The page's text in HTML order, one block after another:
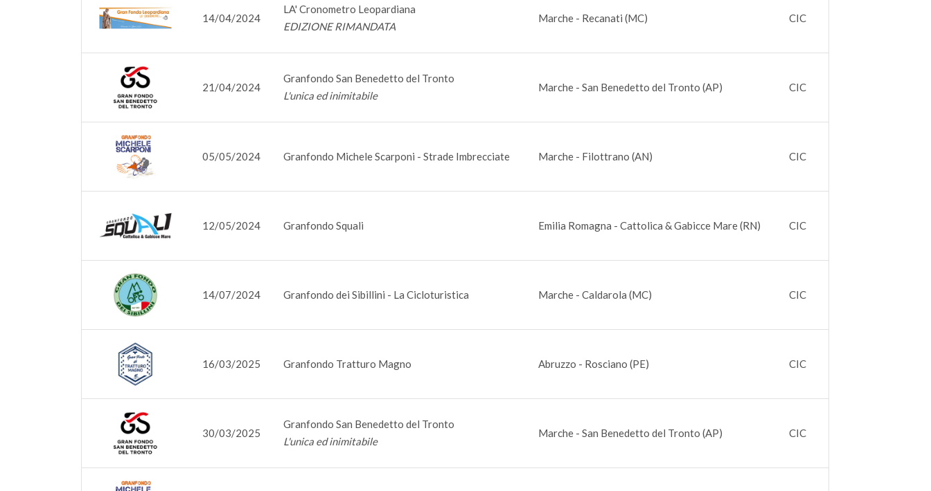
14/04/2024
LA' Cronometro Leopardiana
EDIZIONE RIMANDATA
Marche - Recanati (MC) CIC
21/04/2024
Granfondo San Benedetto del Tronto
L'unica ed inimitabile
Marche - San Benedetto del Tronto (AP) CIC
05/05/2024 Granfondo Michele Scarponi - Strade Imbrecciate Marche - Filottrano (AN) CIC
12/05/2024 Granfondo Squali Emilia Romagna - Cattolica & Gabicce Mare (RN) CIC
14/07/2024 Granfondo dei Sibillini - La Cicloturistica Marche - Caldarola (MC) CIC
16/03/2025 Granfondo Tratturo Magno Abruzzo - Rosciano (PE) CIC
30/03/2025
Granfondo San Benedetto del Tronto
L'unica ed inimitabile
Marche - San Benedetto del Tronto (AP) CIC